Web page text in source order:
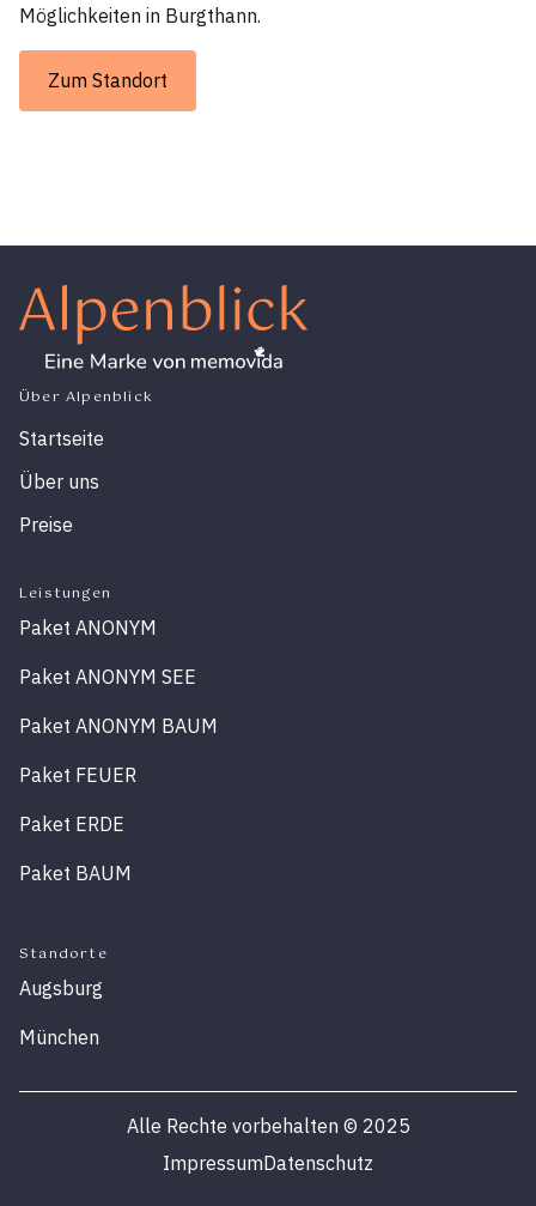
Möglichkeiten in Burgthann.
Zum Standort
Über Alpenblick
Startseite
Über uns
Preise
Leistungen
Paket ANONYM
Paket ANONYM SEE
Paket ANONYM BAUM
Paket FEUER
Paket ERDE
Paket BAUM
Standorte
Augsburg
München
Alle Rechte vorbehalten © 2025
ImpressumDatenschutz